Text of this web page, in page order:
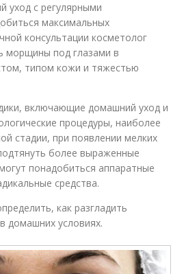
уход с регулярными
максимальных
консультации косметолог
морщины под глазами в
типом кожи и тяжестью
включающие домашний уход и
процедуры, наиболее
стадии, при появлении мелких
более выраженные
понадобиться аппаратные
средства.
как разгладить
домашних условиях.